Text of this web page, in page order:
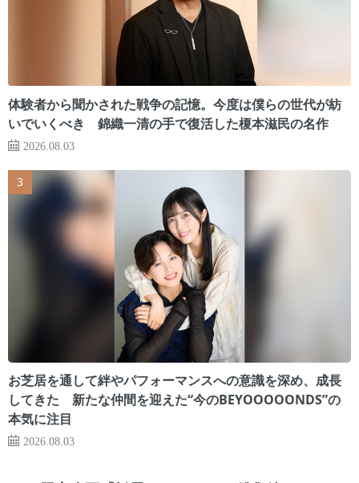
体験者から聞かされた戦争の記憶。今度は僕らの世代が紡
いでいくべき 錦織一清の手で復活した榎本滋民の名作
2026.08.03
お芝居を通して絆やパフォーマンスへの意識を深め、成長
してきた 新たな仲間を迎えた“今のBEYOOOOONDS”の
本気に注目
2026.08.03